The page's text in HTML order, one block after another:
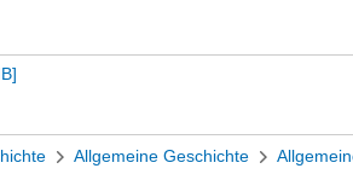
]
Allgemeine Geschichte